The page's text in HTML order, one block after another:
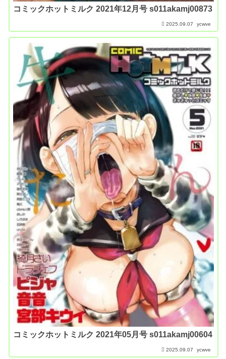
コミックホットミルク 2021年12月号 s011akamj00873
2025.09.07 ycwve
コミックホットミルク 2021年05月号 s011akamj00604
2025.09.07 ycwve